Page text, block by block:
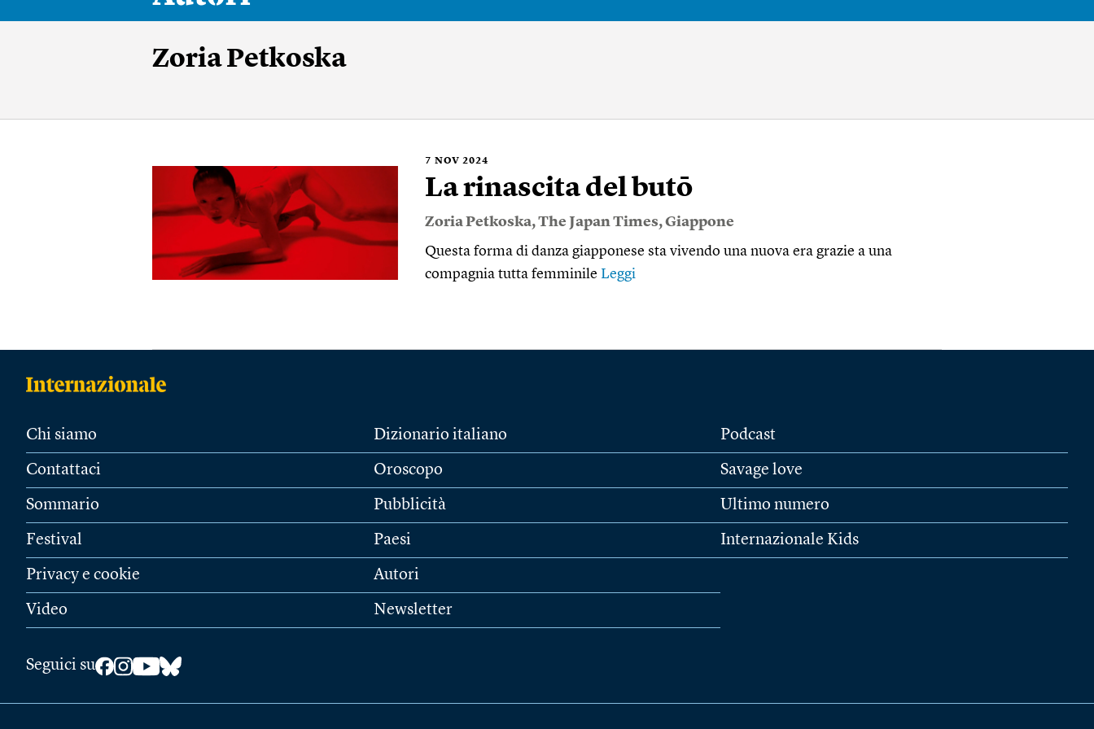
Zoria Petkoska
7 NOV 2024
La rinascita del butō
Zoria Petkoska,The Japan Times,Giappone
Questa forma di danza giapponese sta vivendo una nuova era grazie a una
compagnia tutta femminile Leggi
Chi siamo
Contattaci
Sommario
Festival
Privacy e cookie
Video
Dizionario italiano
Oroscopo
Pubblicità
Paesi
Autori
Newsletter
Podcast
Savage love
Ultimo numero
Internazionale Kids
Seguici su